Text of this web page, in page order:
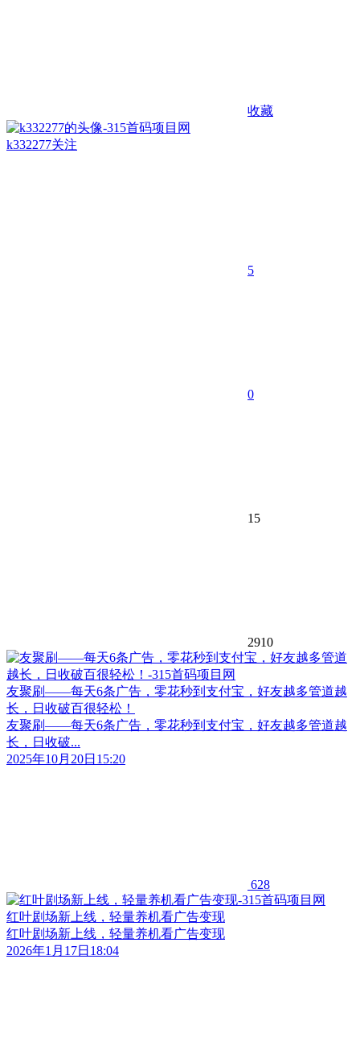
收藏
k332277关注
5
0
15
2910
友聚刷——每天6条广告，零花秒到支付宝，好友越多管道越
长，日收破百很轻松！
友聚刷——每天6条广告，零花秒到支付宝，好友越多管道越
长，日收破...
2025年10月20日15:20
628
红叶剧场新上线，轻量养机看广告变现
红叶剧场新上线，轻量养机看广告变现
2026年1月17日18:04